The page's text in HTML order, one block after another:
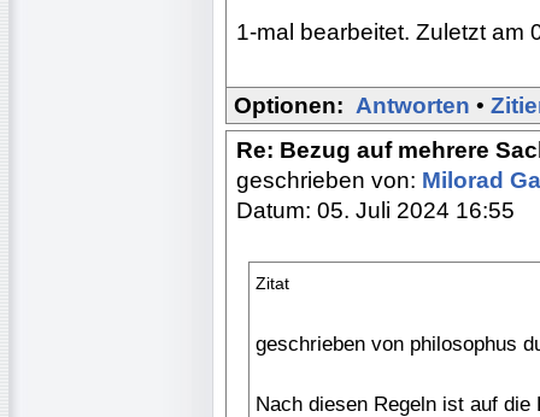
1-mal bearbeitet. Zuletzt am
Optionen: Antworten •
Re: Bezug auf mehrere
geschrieben von: Milorad
Datum: 05. Juli 2024 16:55
Zitat
geschrieben von philosophus
Nach diesen Regeln ist auf